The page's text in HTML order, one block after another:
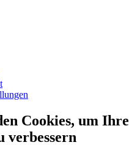
Cookies, um Ihre
verbessern